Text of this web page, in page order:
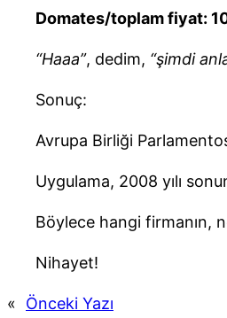
Domates/toplam fiyat:
“Haaa”, dedim, “şimdi
Sonuç:
Avrupa Birliği
Uygulama, 2008 yılı
Böylece hangi firmanın,
Nihayet!
«
Önceki Yazı